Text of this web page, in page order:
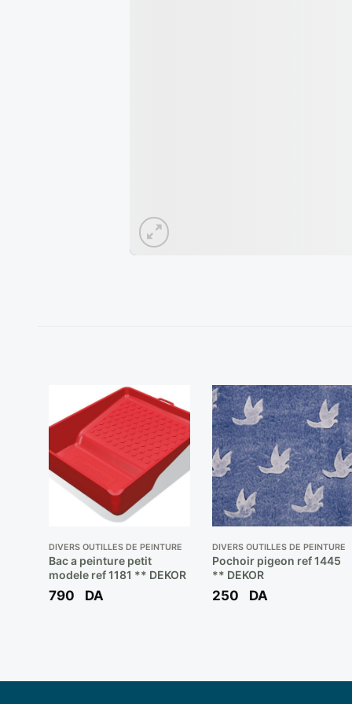
DIVERS OUTILLES DE PEINTURE
Bac a peinture petit
modele ref 1181 ** DEKOR
790 DA
DIVERS OUTILLES DE PEINTURE
Pochoir pigeon ref 1445
** DEKOR
250 DA